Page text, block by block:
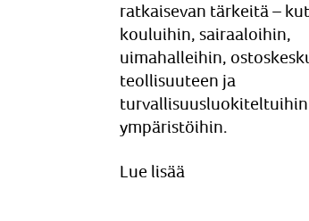
ratkaisevan tärkeitä –
kouluihin, sairaaloihin,
uimahalleihin,
teollisuuteen ja
turvallisuusluokiteltuihin
ympäristöihin.
Lue lisää